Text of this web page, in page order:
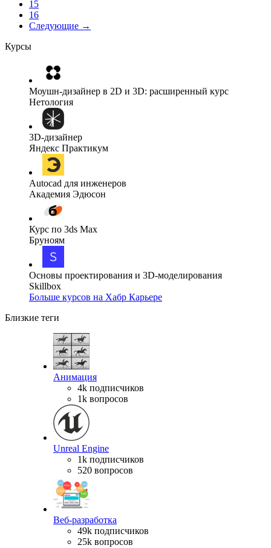
15
16
Следующие →
Курсы
Моушн-дизайнер в 2D и 3D: расширенный курс
Нетология
3D-дизайнер
Яндекс Практикум
Autocad для инженеров
Академия Эдюсон
Курс по 3ds Max
Бруноям
Основы проектирования и 3D-моделирования
Skillbox
Больше курсов на Хабр Карьере
Близкие теги
Анимация
4k подписчиков
1k вопросов
Unreal Engine
1k подписчиков
520 вопросов
Веб-разработка
49k подписчиков
25k вопросов